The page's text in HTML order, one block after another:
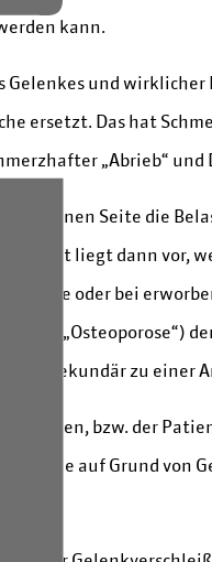
kann.
und
ersetzt. Das hat
„Abrieb“ und
einen Seite die
liegt dann vor,
oder bei
(„Osteoporose“)
– sekundär zu einer
bzw. der
die auf Grund